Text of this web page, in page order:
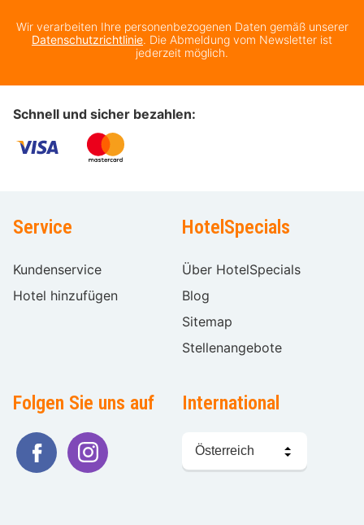
Wir verarbeiten Ihre personenbezogenen Daten gemäß unserer
Datenschutzrichtlinie. Die Abmeldung vom Newsletter ist
jederzeit möglich.
Schnell und sicher bezahlen:
Service
Kundenservice
Hotel hinzufügen
HotelSpecials
Über HotelSpecials
Blog
Sitemap
Stellenangebote
Folgen Sie uns auf International
Sprache
wählen